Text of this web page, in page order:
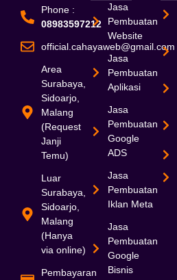
Phone :
08983597212
official.cahayaweb@gmail.com
Area
Surabaya,
Sidoarjo,
Malang
(Request
Janji
Temu)
Luar
Surabaya,
Sidoarjo,
Malang
(Hanya
via online)
Pembayaran
Jasa
Pembuatan
Website
Jasa
Pembuatan
Aplikasi
Jasa
Pembuatan
Google
ADS
Jasa
Pembuatan
Iklan Meta
Jasa
Pembuatan
Google
Bisnis